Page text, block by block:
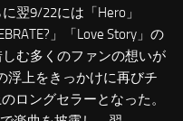
翌9/22には「Hero」
」「Love Story」の
む多くのファンの想いが
浮上をきっかけに再びチ
ロングセラーとなった。